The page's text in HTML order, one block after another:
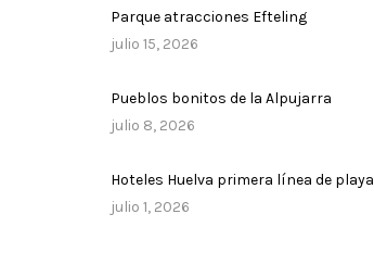
Parque atracciones Efteling
julio 15, 2026
Pueblos bonitos de la Alpujarra
julio 8, 2026
Hoteles Huelva primera línea de playa
julio 1, 2026